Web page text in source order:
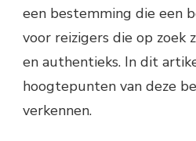
een bestemming die een
voor reizigers die op zoek
en authentieks. In dit
hoogtepunten van deze
verkennen.